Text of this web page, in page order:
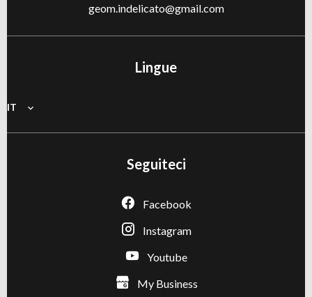
geom.indelicato@gmail.com
Lingue
IT
Seguiteci
Facebook
Instagram
Youtube
My Business